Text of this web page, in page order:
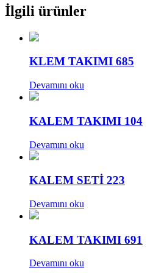
İlgili ürünler
KLEM TAKIMI 685
Devamını oku
KALEM TAKIMI 104
Devamını oku
KALEM SETİ 223
Devamını oku
KALEM TAKIMI 691
Devamını oku